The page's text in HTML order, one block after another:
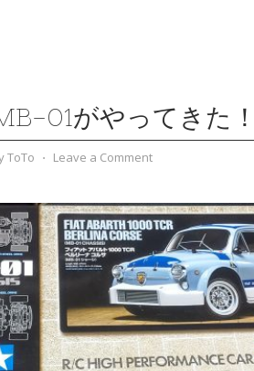
01がやってきた
ToTo ⋅ Leave a Comment